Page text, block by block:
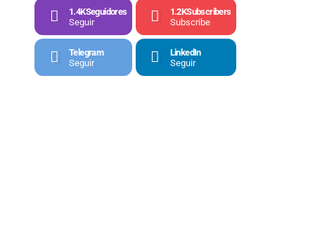
1.4KSeguidores
Seguir
1.2KSubscribers
Subscribe
Telegram
Seguir
LinkedIn
Seguir